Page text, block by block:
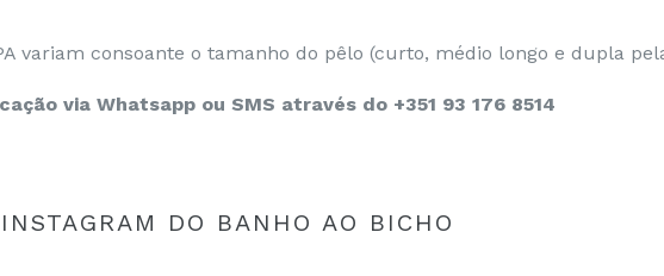
variam consoante o tamanho do pêlo (curto, médio longo e dupla
via Whatsapp ou SMS através do +351 93 176 8514
INSTAGRAM DO BANHO AO BICHO